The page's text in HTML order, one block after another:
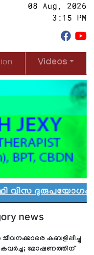
08 Aug, 2026
3:15 PM
Videos
ചെയ്ത്
news
കബളിപ്പിച്ചു
കവർച്ച; മോഷണത്തിന്